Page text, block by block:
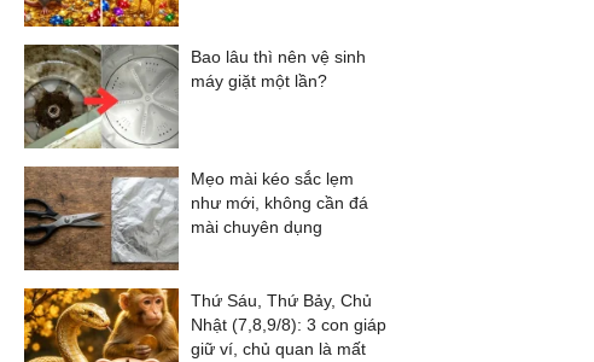
Bao lâu thì nên vệ sinh
máy giặt một lần?
Mẹo mài kéo sắc lẹm
như mới, không cần đá
mài chuyên dụng
Thứ Sáu, Thứ Bảy, Chủ
Nhật (7,8,9/8): 3 con giáp
giữ ví, chủ quan là mất